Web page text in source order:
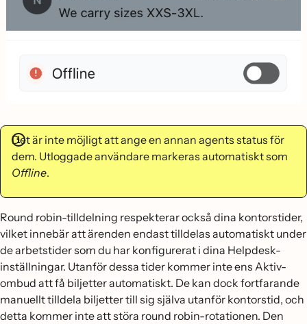
Det är inte möjligt att ange en annan agents status för
dem. Utloggade användare markeras automatiskt som
Offline.
Round robin-tilldelning respekterar också dina kontorstider,
vilket innebär att ärenden endast tilldelas automatiskt under
de arbetstider som du har konfigurerat i dina Helpdesk-
inställningar. Utanför dessa tider kommer inte ens Aktiv-
ombud att få biljetter automatiskt. De kan dock fortfarande
manuellt tilldela biljetter till sig själva utanför kontorstid, och
detta kommer inte att störa round robin-rotationen. Den